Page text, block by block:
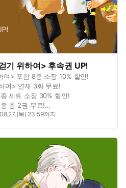
위하여> 후속권 UP!
여> 포함 8종 소장 10% 할인!
여> 연재 3화 무료!
세트 소장 30% 할인!
총 2권 무료!
추첨 증정!
목) 23:59까지